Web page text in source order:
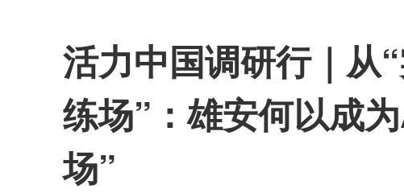
活力中国调研行｜从
练场”：雄安何以成
场”